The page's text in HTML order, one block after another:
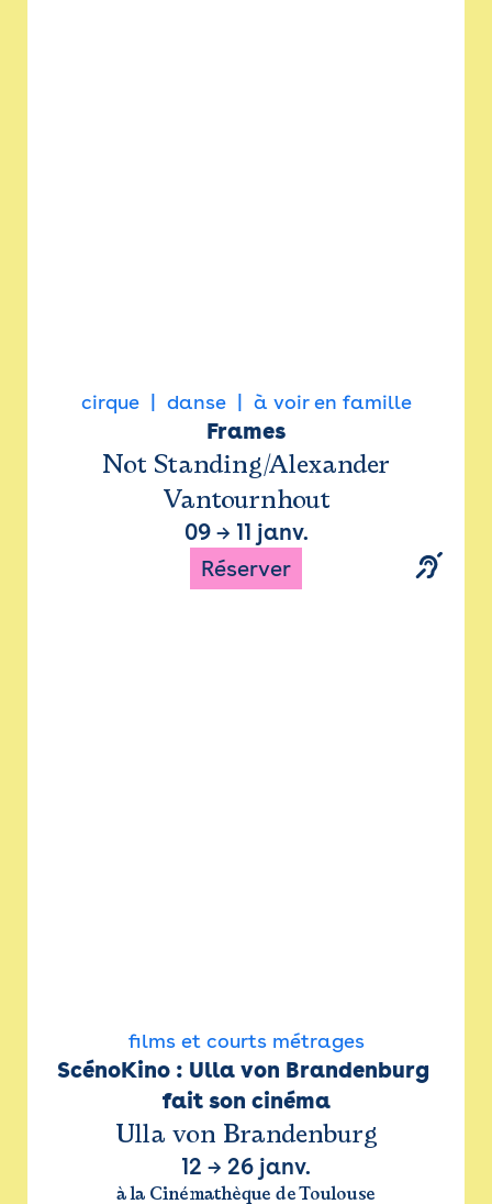
cirque danse à voir en famille
Frames
Not Standing/Alexander
Vantournhout
09→ 11 janv.
Réserver
films et courts métrages
ScénoKino : Ulla von Brandenburg
fait son cinéma
Ulla von Brandenburg
12 → 26 janv.
à la Cinémathèque de Toulouse